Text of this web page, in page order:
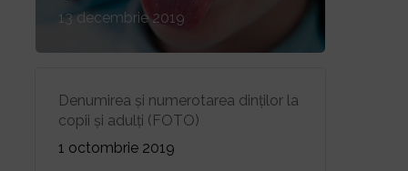
13 decembrie 2019
Denumirea și numerotarea dinților la
copii și adulți (FOTO)
1 octombrie 2019